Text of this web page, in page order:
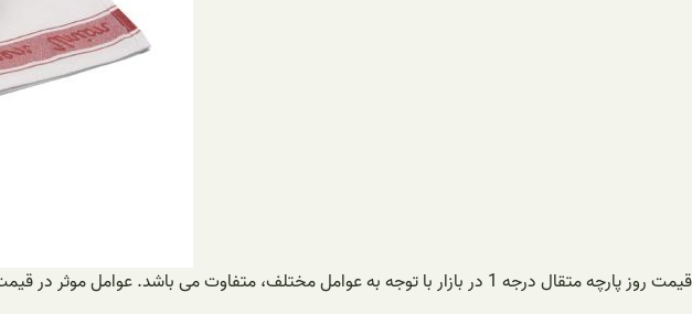
قیمت روز پارچه متقال درجه 1 در بازار با توجه به عوامل مختلف، متفاوت می باشد. عوامل موثر در قیمت پارچه متقال: